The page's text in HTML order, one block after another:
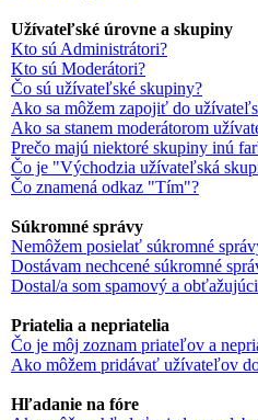
Užívateľské úrovne a skupiny
Kto sú Administrátori?
Kto sú Moderátori?
Čo sú užívateľské skupiny?
Ako sa môžem zapojiť do
Ako sa stanem moderátorom
Prečo majú niektoré skupiny inú
Čo je "Východzia užívateľská
Čo znamená odkaz "Tím"?
Súkromné správy
Nemôžem posielať súkromné
Dostávam nechcené súkromné
Dostal/a som spamový a
Priatelia a nepriatelia
Čo je môj zoznam priateľov a
Ako môžem pridávať užívateľov
Hľadanie na fóre